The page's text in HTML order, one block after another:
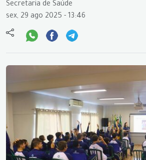
Secretaria de Saúde
sex, 29 ago 2025 - 13:46